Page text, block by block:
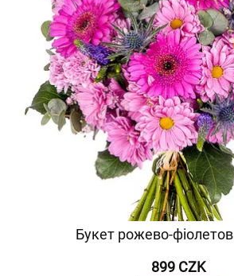
Букет рожево-
899 CZK